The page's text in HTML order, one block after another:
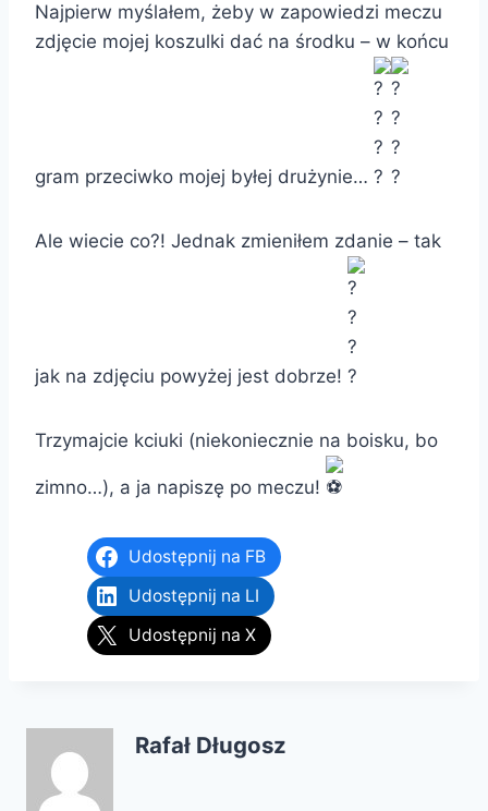
Najpierw myślałem, żeby w zapowiedzi meczu
zdjęcie mojej koszulki dać na środku – w końcu
gram przeciwko mojej byłej drużynie…
Ale wiecie co?! Jednak zmieniłem zdanie – tak
jak na zdjęciu powyżej jest dobrze!
Trzymajcie kciuki (niekoniecznie na boisku, bo
zimno…), a ja napiszę po meczu!️
Udostępnij na FB
Udostępnij na LI
Udostępnij na X
Rafał Długosz